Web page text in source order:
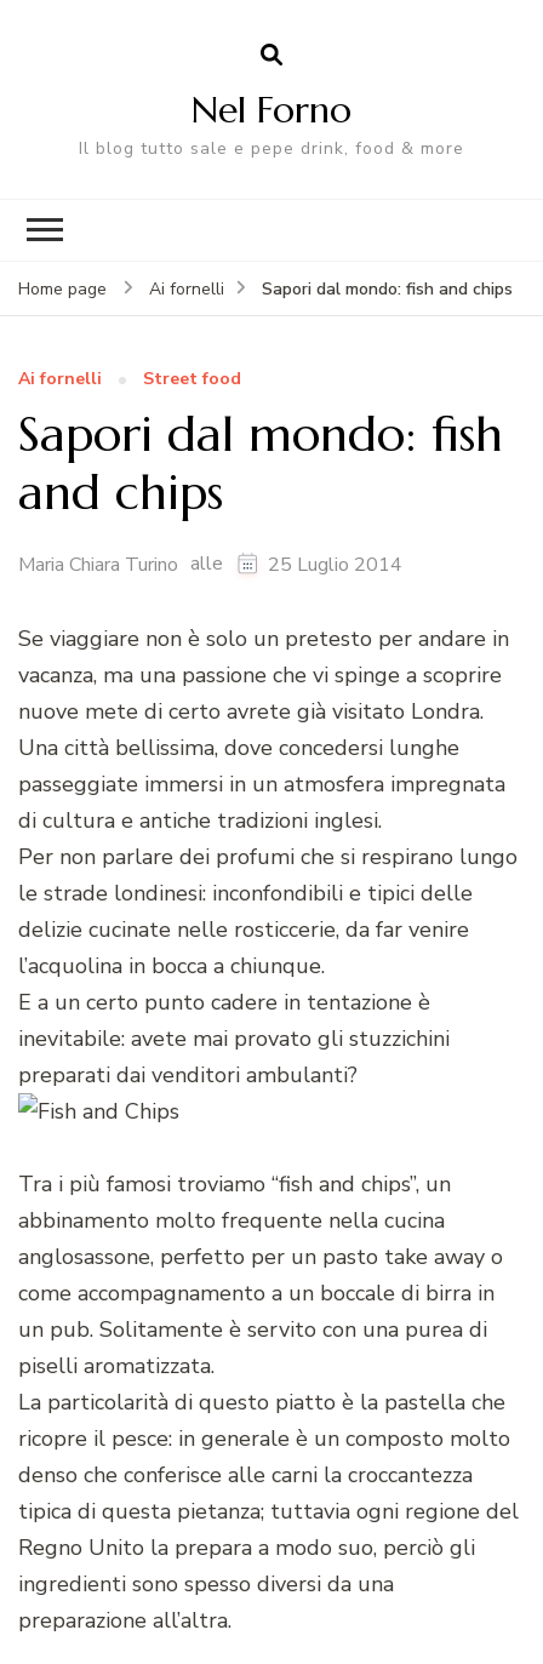
Nel Forno
Il blog tutto sale e pepe drink, food & more
Home page Ai fornelli Sapori dal mondo: fish and chips
Ai fornelli Street food
Sapori dal mondo: fish
and chips
Maria Chiara Turino alle 25 Luglio 2014
Se viaggiare non è solo un pretesto per andare in
vacanza, ma una passione che vi spinge a scoprire
nuove mete di certo avrete già visitato Londra.
Una città bellissima, dove concedersi lunghe
passeggiate immersi in un atmosfera impregnata
di cultura e antiche tradizioni inglesi.
Per non parlare dei profumi che si respirano lungo
le strade londinesi: inconfondibili e tipici delle
delizie cucinate nelle rosticcerie, da far venire
l’acquolina in bocca a chiunque.
E a un certo punto cadere in tentazione è
inevitabile: avete mai provato gli stuzzichini
preparati dai venditori ambulanti?
Tra i più famosi troviamo “fish and chips”, un
abbinamento molto frequente nella cucina
anglosassone, perfetto per un pasto take away o
come accompagnamento a un boccale di birra in
un pub. Solitamente è servito con una purea di
piselli aromatizzata.
La particolarità di questo piatto è la pastella che
ricopre il pesce: in generale è un composto molto
denso che conferisce alle carni la croccantezza
tipica di questa pietanza; tuttavia ogni regione del
Regno Unito la prepara a modo suo, perciò gli
ingredienti sono spesso diversi da una
preparazione all’altra.